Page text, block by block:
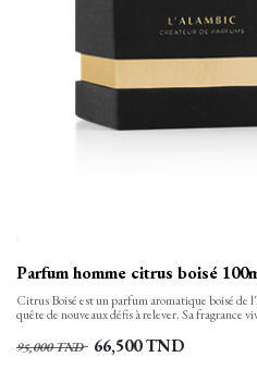
Parfum homme citrus boisé
Citrus Boisé est un parfum aromatique boisé
quête de nouveaux défis à relever. Sa fragrance
de victoire et d'aventure. Conçu pour l'homme
ode à la force intérieure et à la détermination.
95,000TND 66,500TND